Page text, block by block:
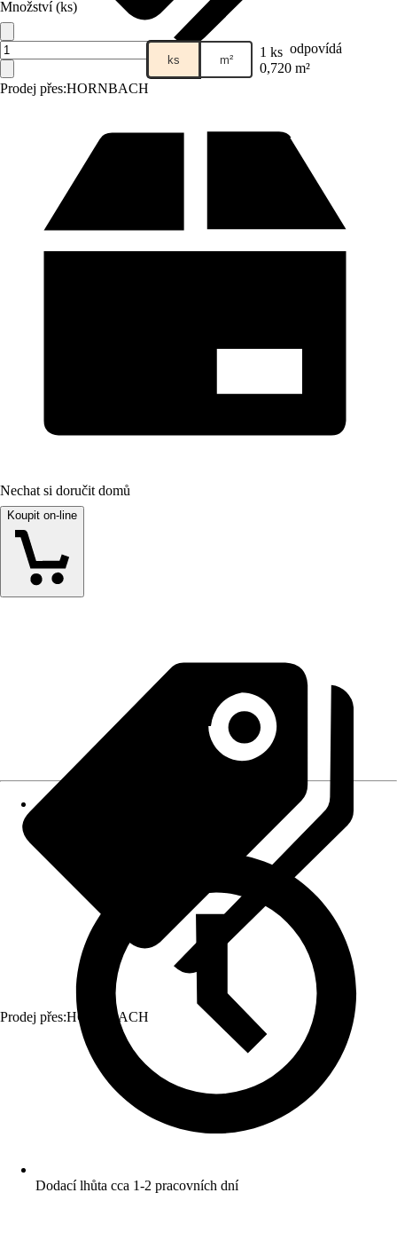
Prodej přes:HORNBACH
Množství (ks)
ks m² 1 ks odpovídá
0,720 m²
Nechat si doručit domů
Koupit on-line
Prodej přes:HORNBACH
Dodací lhůta cca 1-2 pracovních dní